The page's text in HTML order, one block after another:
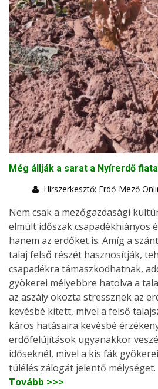
Még állják a sarat a Nyírerdő
Hírszerkesztő: Erdő-Mező
Nem csak a mezőgazdasági
elmúlt időszak csapadékhiányos
hanem az erdőket is. Amíg a
talaj felső részét hasznosítják,
csapadékra támaszkodhatnak,
gyökerei mélyebbre hatolva a
az aszály okozta stressznek az
kevésbé kitett, mivel a felső
káros hatásaira kevésbé
erdőfelújítások ugyanakkor
időseknél, mivel a kis fák
túlélés zálogát jelentő mélységet.
Tovább >>>